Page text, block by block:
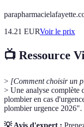
14.21 EURVoir le prix
📺 Ressource
> [Comment choisir un
> Une analyse complète
plombier en cas
plombier urgence 2026".